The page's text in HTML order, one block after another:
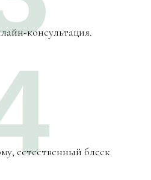
консультация.
естественный блеск